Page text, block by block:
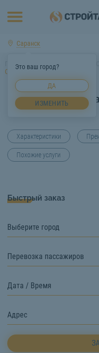
Саранск
Это ваш город?
ДА
ИЗМЕНИТЬ
Главная Услуги спецтехники
Саранск
Перевозка
Характеристики
Похожие услуги
Быстрый заказ
Выберите город
Перевозка пассажиров